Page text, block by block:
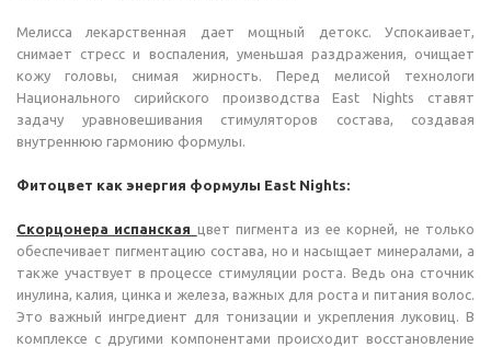
Мелисса лекарственная дает мощный детокс. Успокаивает,
снимает стресс и воспаления, уменьшая раздражения, очищает
кожу головы, снимая жирность. Перед мелисой технологи
Национального сирийского производства East Nights ставят
задачу уравновешивания стимуляторов состава, создавая
внутреннюю гармонию формулы.
Фитоцвет как энергия формулы East Nights:
Cкорцонера испанская цвет пигмента из ее корней, не только
обеспечивает пигментацию состава, но и насыщает минералами, а
также участвует в процессе стимуляции роста. Ведь она сточник
инулина, калия, цинка и железа, важных для роста и питания волос.
Это важный ингредиент для тонизации и укрепления луковиц. В
комплексе с другими компонентами происходит восстановление